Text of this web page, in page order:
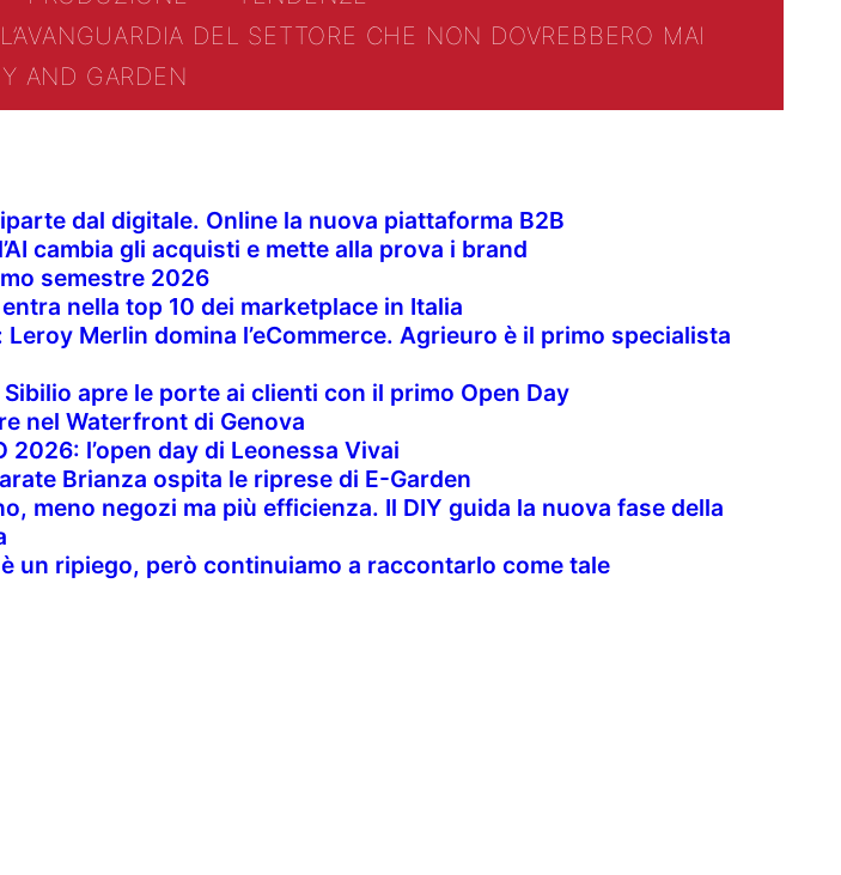
DEL SETTORE CHE NON DOVREBBERO MAI
AND GARDEN
dal digitale. Online la nuova piattaforma B2B
cambia gli acquisti e mette alla prova i brand
semestre 2026
nella top 10 dei marketplace in Italia
Leroy Merlin domina l’eCommerce. Agrieuro è il primo specialista
Sibilio apre le porte ai clienti con il primo Open Day
nel Waterfront di Genova
2026: l’open day di Leonessa Vivai
Brianza ospita le riprese di E-Garden
meno negozi ma più efficienza. Il DIY guida la nuova fase della
un ripiego, però continuiamo a raccontarlo come tale